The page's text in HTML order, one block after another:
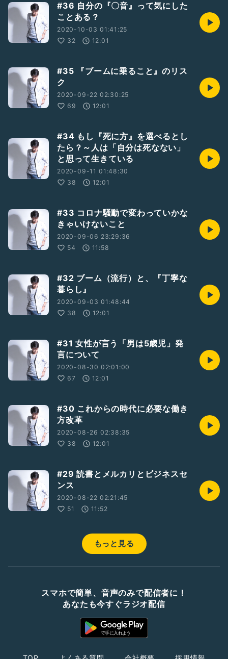
#36 自分の『〇音』って気にした
ことある？
2020-10-03 01:41:25
32
12:01
#35 『ブームに乗ること』のリス
ク
2020-09-22 02:30:25
69
12:01
#34 もし『死に方』を選べるとし
たら？～人は「自分は死なない」
と思って生きている
2020-09-11 01:48:30
38
12:01
#33 コロナ騒動で変わっていかな
きゃいけないこと
2020-09-06 23:29:36
54
11:58
#32 ブーム（流行）と、『丁寧な
暮らし』
2020-09-03 01:48:44
38
12:01
#31 女性が言う「男は5歳児」発
言について
2020-08-30 02:01:00
67
12:01
#30 これからの時代に必要な働き
方改革
2020-08-26 02:38:35
38
12:01
#29 読書とメルカリとビジネスセ
ンス
2020-08-22 02:21:45
51
11:52
もっと見る
スマホで簡単、音声のみで配信者に！
あなたも今すぐラジオ配信